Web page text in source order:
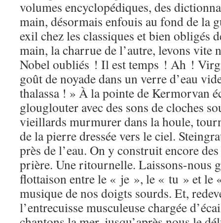
volumes encyclopédiques, des
main, désormais enfouis au fond de la
exil chez les classiques et bien obligés
main, la charrue de l’autre, levons vite
Nobel oubliés ! Il est temps ! Ah !
goût de noyade dans un verre d’eau
thalassa ! » À la pointe de Kermorvan
glouglouter avec des sons de cloches
vieillards murmurer dans la houle,
de la pierre dressée vers le ciel.
près de l’eau. On y construit encore
prière. Une ritournelle. Laissons-nous
flottaison entre le « je », le « tu » et le
musique de nos doigts sourds. Et,
l’entrecuisse musculeuse chargée